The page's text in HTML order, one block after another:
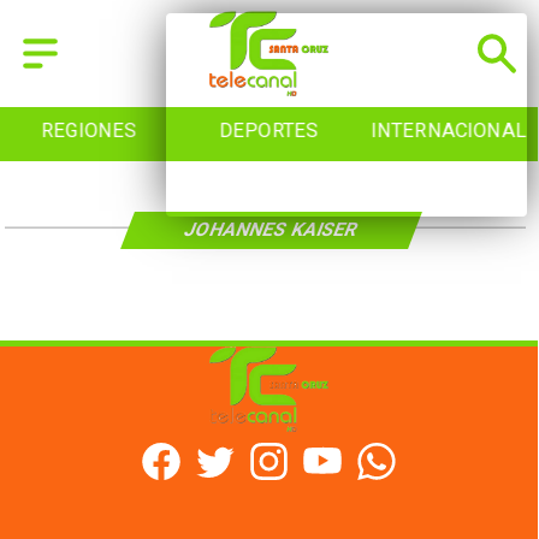
REGIONES DEPORTES INTERNACIONAL
JOHANNES KAISER